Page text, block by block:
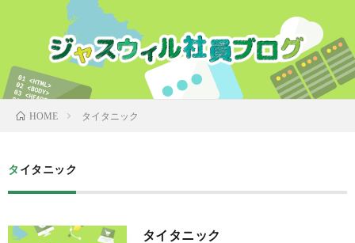
HOME タイタニック
タイタニック
タイタニック